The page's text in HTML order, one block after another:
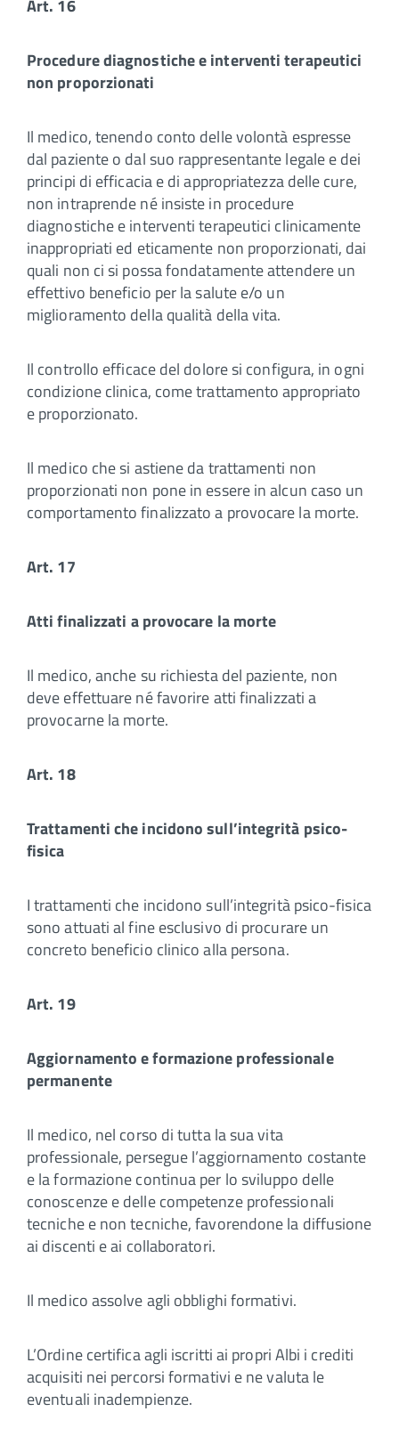
Art. 16
Procedure diagnostiche e interventi terapeutici
non proporzionati
Il medico, tenendo conto delle volontà espresse
dal paziente o dal suo rappresentante legale e dei
principi di efficacia e di appropriatezza delle cure,
non intraprende né insiste in procedure
diagnostiche e interventi terapeutici clinicamente
inappropriati ed eticamente non proporzionati, dai
quali non ci si possa fondatamente attendere un
effettivo beneficio per la salute e/o un
miglioramento della qualità della vita.
Il controllo efficace del dolore si configura, in ogni
condizione clinica, come trattamento appropriato
e proporzionato.
Il medico che si astiene da trattamenti non
proporzionati non pone in essere in alcun caso un
comportamento finalizzato a provocare la morte.
Art. 17
Atti finalizzati a provocare la morte
Il medico, anche su richiesta del paziente, non
deve effettuare né favorire atti finalizzati a
provocarne la morte.
Art. 18
Trattamenti che incidono sull’integrità psico-
fisica
I trattamenti che incidono sull’integrità psico-fisica
sono attuati al fine esclusivo di procurare un
concreto beneficio clinico alla persona.
Art. 19
Aggiornamento e formazione professionale
permanente
Il medico, nel corso di tutta la sua vita
professionale, persegue l’aggiornamento costante
e la formazione continua per lo sviluppo delle
conoscenze e delle competenze professionali
tecniche e non tecniche, favorendone la diffusione
ai discenti e ai collaboratori.
Il medico assolve agli obblighi formativi.
L’Ordine certifica agli iscritti ai propri Albi i crediti
acquisiti nei percorsi formativi e ne valuta le
eventuali inadempienze.